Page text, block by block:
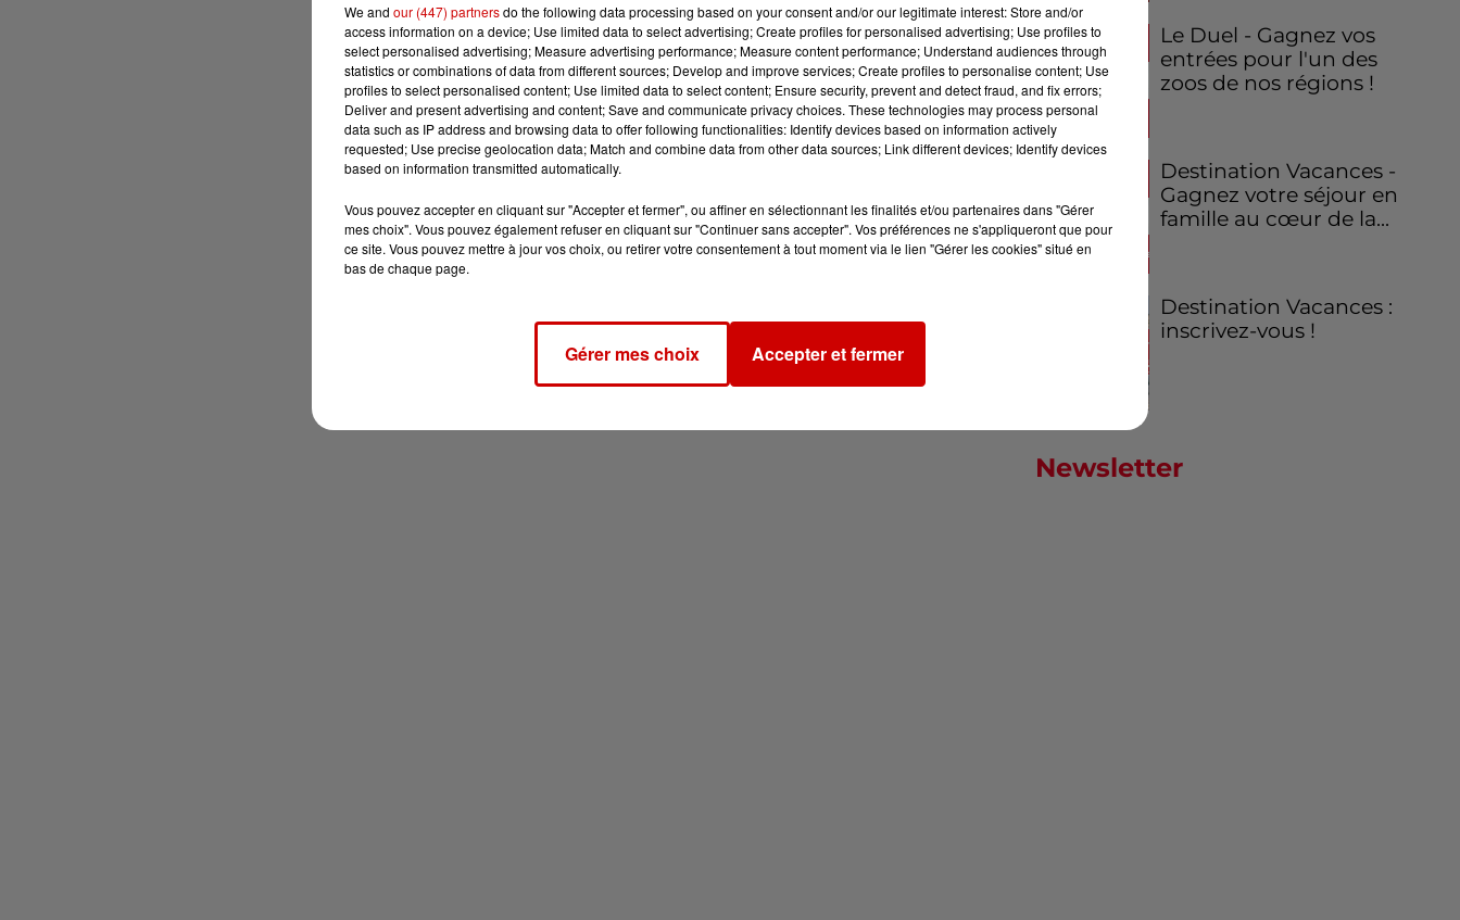
Le Duel - Gagnez vos
entrées pour l'un des
zoos de nos régions !
Destination Vacances -
Gagnez votre séjour en
famille au cœur de la...
Destination Vacances :
inscrivez-vous !
Newsletter
We and our (447) partnersdo the following data processing based on your consent and/or our legitimate interest: Store and/or
access information on a device; Use limited data to select advertising; Create profiles for personalised advertising; Use profiles to
select personalised advertising; Measure advertising performance; Measure content performance; Understand audiences through
statistics or combinations of data from different sources; Develop and improve services; Create profiles to personalise content; Use
profiles to select personalised content; Use limited data to select content; Ensure security, prevent and detect fraud, and fix errors;
Deliver and present advertising and content; Save and communicate privacy choices. These technologies may process personal
data such as IP address and browsing data to offer following functionalities: Identify devices based on information actively
requested; Use precise geolocation data; Match and combine data from other data sources; Link different devices; Identify devices
based on information transmitted automatically.
Vous pouvez accepter en cliquant sur "Accepter et fermer", ou affiner en sélectionnant les finalités et/ou partenaires dans "Gérer
mes choix". Vous pouvez également refuser en cliquant sur "Continuer sans accepter". Vos préférences ne s'appliqueront que pour
ce site. Vous pouvez mettre à jour vos choix, ou retirer votre consentement à tout moment via le lien "Gérer les cookies" situé en
bas de chaque page.
Gérer mes choix Accepter et fermer